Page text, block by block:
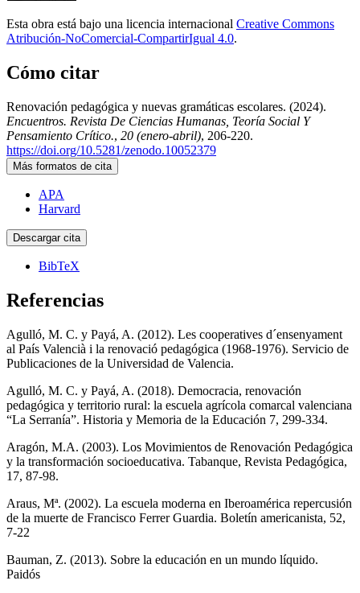
Esta obra está bajo una licencia internacional Creative Commons
Atribución-NoComercial-CompartirIgual 4.0.
Cómo citar
Renovación pedagógica y nuevas gramáticas escolares. (2024).
Encuentros. Revista De Ciencias Humanas, Teoría Social Y
Pensamiento Crítico., 20 (enero-abril), 206-220.
https://doi.org/10.5281/zenodo.10052379
Más formatos de cita
APA
Harvard
Descargar cita
BibTeX
Referencias
Agulló, M. C. y Payá, A. (2012). Les cooperatives d´ensenyament
al País Valencià i la renovació pedagógica (1968-1976). Servicio de
Publicaciones de la Universidad de Valencia.
Agulló, M. C. y Payá, A. (2018). Democracia, renovación
pedagógica y territorio rural: la escuela agrícola comarcal valenciana
“La Serranía”. Historia y Memoria de la Educación 7, 299-334.
Aragón, M.A. (2003). Los Movimientos de Renovación Pedagógica
y la transformación socioeducativa. Tabanque, Revista Pedagógica,
17, 87-98.
Araus, Mª. (2002). La escuela moderna en Iberoamérica repercusión
de la muerte de Francisco Ferrer Guardia. Boletín americanista, 52,
7-22
Bauman, Z. (2013). Sobre la educación en un mundo líquido.
Paidós